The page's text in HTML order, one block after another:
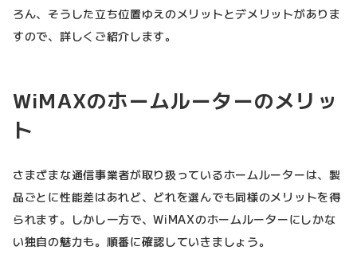
ろん、そうした立ち位置ゆえのメリットとデメリットがありま
すので、詳しくご紹介します。
WiMAXのホームルーターのメリッ
ト
さまざまな通信事業者が取り扱っているホームルーターは、製
品ごとに性能差はあれど、どれを選んでも同様のメリットを得
られます。しかし一方で、WiMAXのホームルーターにしかな
い独自の魅力も。順番に確認していきましょう。